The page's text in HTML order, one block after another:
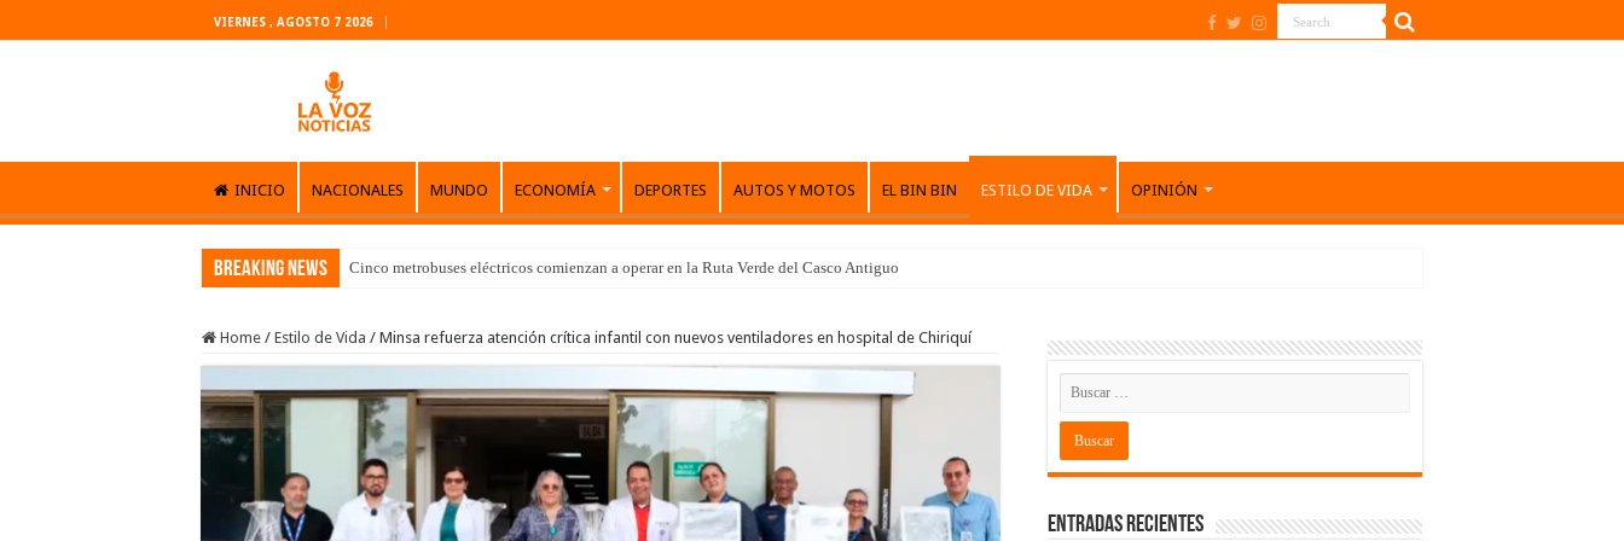
VIERNES , AGOSTO 7 2026
INICIO NACIONALES MUNDO ECONOMÍA DEPORTES AUTOS Y MOTOS EL BIN BIN ESTILO DE VIDA OPINIÓN
Breaking News Cinco metrobuses eléctricos comienzan a operar en la Ruta Verde del Casco Antiguo
Home / Estilo de Vida / Minsa refuerza atención crítica infantil con nuevos ventiladores en hospital de Chiriquí
Entradas recientes